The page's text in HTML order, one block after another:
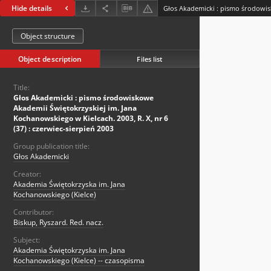
Hide details
Object structure
Object description Files list
Title:
Głos Akademicki : pismo środowiskowe
Akademii Świętokrzyskiej im. Jana
Kochanowskiego w Kielcach. 2003, R. X, nr 6
(37) : czerwiec-sierpień 2003
Group publication title:
Głos Akademicki
Creator:
Akademia Świętokrzyska im. Jana
Kochanowskiego (Kielce)
Contributor:
Biskup, Ryszard. Red. nacz.
Subject:
Akademia Świętokrzyska im. Jana
Kochanowskiego (Kielce) -- czasopisma